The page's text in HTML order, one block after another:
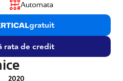
Automata
rata de credit
gratuit
2020